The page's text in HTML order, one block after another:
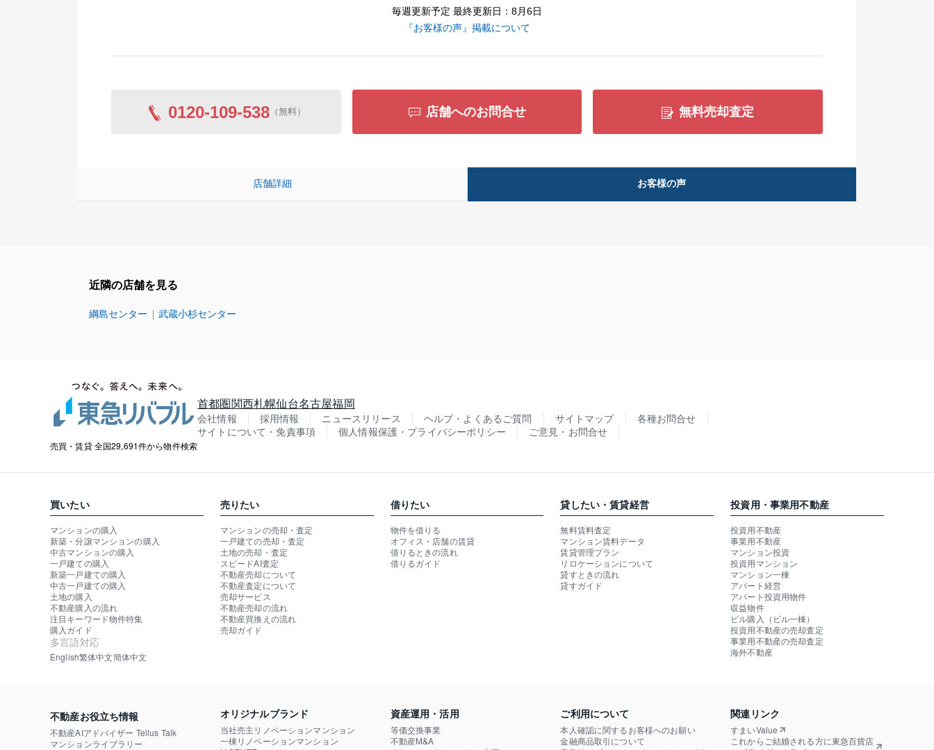
毎週更新予定 最終更新日：8月6日
『お客様の声』掲載について
0120-109-538（無料） 店舗へのお問合せ 無料売却査定
店舗詳細 お客様の声
近隣の店舗を見る
綱島センター 武蔵小杉センター
売買・賃貸 全国29,691件から物件検索
首都圏関西札幌仙台名古屋福岡
会社情報 採用情報 ニュースリリース ヘルプ・よくあるご質問 サイトマップ
各種お問合せ
サイトについて・免責事項
個人情報保護・プライバシーポリシー ご意見・お問合せ
買いたい
マンションの購入
新築・分譲マンションの購入
中古マンションの購入
一戸建ての購入
新築一戸建ての購入
中古一戸建ての購入
土地の購入
不動産購入の流れ
注目キーワード物件特集
購入ガイド
多言語対応
English繁体中文簡体中文
売りたい
マンションの売却・査定
一戸建ての売却・査定
土地の売却・査定
スピードAI査定
不動産売却について
不動産査定について
売却サービス
不動産売却の流れ
不動産買換えの流れ
売却ガイド
借りたい
物件を借りる
オフィス・店舗の賃貸
借りるときの流れ
借りるガイド
貸したい・賃貸経営
無料賃料査定
マンション賃料データ
賃貸管理プラン
リロケーションについて
貸すときの流れ
貸すガイド
投資用・事業用不動産
投資用不動産
事業用不動産
マンション投資
投資用マンション
マンション一棟
アパート経営
アパート投資用物件
収益物件
ビル購入（ビル一棟）
投資用不動産の売却査定
事業用不動産の売却査定
海外不動産
不動産お役立ち情報
不動産AIアドバイザー Tellus Talk
マンションライブラリー
オリジナルブランド
当社売主リノベーションマンション
一棟リノベーションマンション
資産運用・活用
等価交換事業
不動産M&A
ご利用について
本人確認に関するお客様へのお願い
金融商品取引について
関連リンク
すまいValue
これからご結婚される方に東急百貨店